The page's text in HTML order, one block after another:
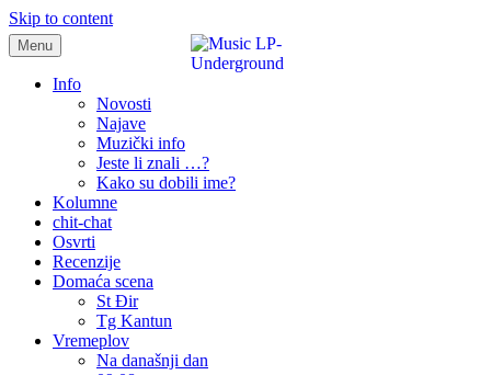
Skip to content
samo muzika i …..
Menu
Info
Novosti
Najave
Muzički info
Jeste li znali …?
Kako su dobili ime?
Kolumne
chit-chat
Osvrti
Recenzije
Domaća scena
St Đir
Tg Kantun
Vremeplov
Na današnji dan